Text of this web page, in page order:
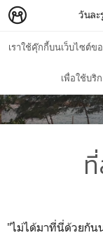
เราใช้คุ๊กกี้บนเว็บไซต์ข
เพื่อใช้บริ
วันละ
"ไม่ได้มาที่นี่ด้วยกัน